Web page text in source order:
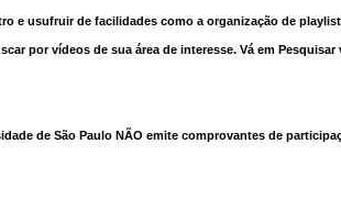
e usufruir de facilidades como a organização de
por vídeos de sua área de interesse. Vá em
de São Paulo NÃO emite comprovantes de